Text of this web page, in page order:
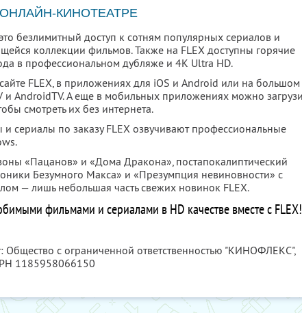
КИНОТЕАТРЕ
безлимитный доступ к сотням популярных сериалов и
коллекции фильмов. Также на FLEX доступны горячие
в профессиональном дубляже и 4К Ultra HD.
FLEX, в приложениях для iOS и Android или на большом
и AndroidTV. А еще в мобильных приложениях можно
смотреть их без интернета.
сериалы по заказу FLEX озвучивают профессиональные
«Пацанов» и «Дома Дракона», постапокалиптический
Безумного Макса» и «Презумпция невиновности» с
— лишь небольшая часть свежих новинок FLEX.
фильмами и сериалами в HD качестве вместе с FLEX!
Общество с ограниченной ответственностью "КИНОФЛЕКС",
1185958066150